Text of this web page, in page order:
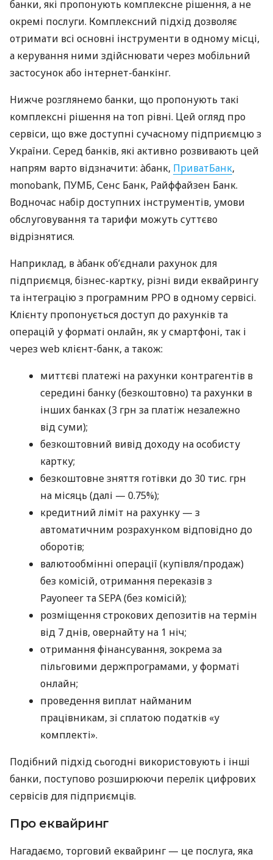
банки, які пропонують комплексне рішення, а не
окремі послуги. Комплексний підхід дозволяє
отримати всі основні інструменти в одному місці,
а керування ними здійснювати через мобільний
застосунок або інтернет-банкінг.
Нижче розглянемо банки, що пропонують такі
комплексні рішення на топ рівні. Цей огляд про
сервіси, що вже доступні сучасному підприємцю з
України. Серед банків, які активно розвивають цей
напрям варто відзначити: àбанк, ПриватБанк,
monobank, ПУМБ, Сенс Банк, Райффайзен Банк.
Водночас набір доступних інструментів, умови
обслуговування та тарифи можуть суттєво
відрізнятися.
Наприклад, в àбанк об’єднали рахунок для
підприємця, бізнес-картку, різні види еквайрингу
та інтеграцію з програмним РРО в одному сервісі.
Клієнту пропонується доступ до рахунків та
операцій у форматі онлайн, як у смартфоні, так і
через web клієнт-банк, а також:
миттєві платежі на рахунки контрагентів в
середині банку (безкоштовно) та рахунки в
інших банках (3 грн за платіж незалежно
від суми);
безкоштовний вивід доходу на особисту
картку;
безкоштовне зняття готівки до 30 тис. грн
на місяць (далі — 0.75%);
кредитний ліміт на рахунку — з
автоматичним розрахунком відповідно до
оборотів;
валютообмінні операції (купівля/продаж)
без комісій, отримання переказів з
Payoneer та SEPA (без комісій);
розміщення строкових депозитів на термін
від 7 днів, овернайту на 1 ніч;
отримання фінансування, зокрема за
пільговими держпрограмами, у форматі
онлайн;
проведення виплат найманим
працівникам, зі сплатою податків «у
комплекті».
Подібний підхід сьогодні використовують і інші
банки, поступово розширюючи перелік цифрових
сервісів для підприємців.
Про еквайринг
Нагадаємо, торговий еквайринг — це послуга, яка